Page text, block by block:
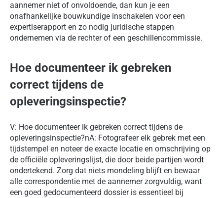
aannemer niet of onvoldoende, dan kun je een
onafhankelijke bouwkundige inschakelen voor een
expertiserapport en zo nodig juridische stappen
ondernemen via de rechter of een geschillencommissie.
Hoe documenteer ik gebreken
correct tijdens de
opleveringsinspectie?
V: Hoe documenteer ik gebreken correct tijdens de
opleveringsinspectie?nA: Fotografeer elk gebrek met een
tijdstempel en noteer de exacte locatie en omschrijving op
de officiële opleveringslijst, die door beide partijen wordt
ondertekend. Zorg dat niets mondeling blijft en bewaar
alle correspondentie met de aannemer zorgvuldig, want
een goed gedocumenteerd dossier is essentieel bij